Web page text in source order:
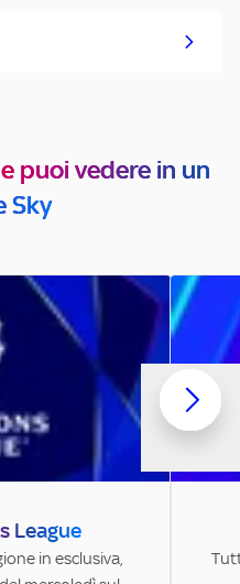
puoi vedere in un
Sky
League
in esclusiva,